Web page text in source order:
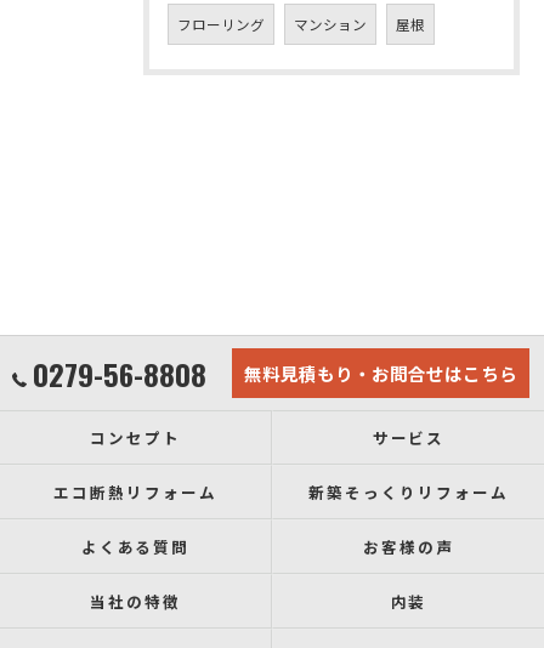
フローリング マンション 屋根
0279-56-8808 無料見積もり・お問合せはこちら
コンセプト サービス
エコ断熱リフォーム 新築そっくりリフォーム
よくある質問 お客様の声
当社の特徴 内装